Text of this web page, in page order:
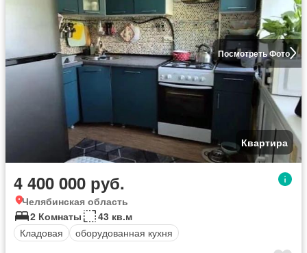
Посмотреть Фото
Квартира
4 400 000 руб.
Челябинская область
2 Комнаты
43 кв.м
Кладовая
оборудованная кухня